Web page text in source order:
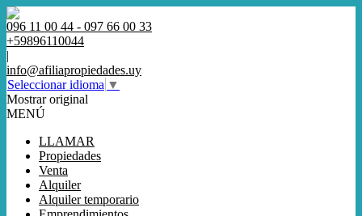
096 11 00 44 - 097 66 00 33
+59896110044
|
info@afiliapropiedades.uy
Seleccionar idioma ▼
Mostrar original
MENÚ
LLAMAR
Propiedades
Venta
Alquiler
Alquiler temporario